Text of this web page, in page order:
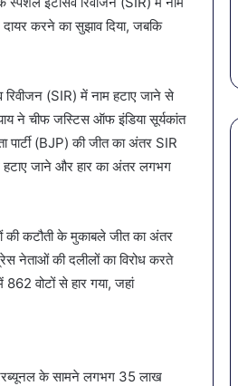
दायर करने का सुझाव दिया, जबकि
रिवीजन (SIR) में नाम हटाए जाने से
ने चीफ जस्टिस ऑफ इंडिया सूर्यकांत
पार्टी (BJP) की जीत का अंतर SIR
हटाए जाने और हार का अंतर लगभग
की कटौती के मुकाबले जीत का अंतर
नेताओं की दलीलों का विरोध करते
862 वोटों से हार गया, जहां
के सामने लगभग 35 लाख
बैक्टीरिया, गोरखपुर की
4 कंपनियों के पानी पर लगी रोक